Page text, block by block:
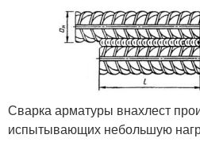
Сварка арматуры внахлест
испытывающих небольшую